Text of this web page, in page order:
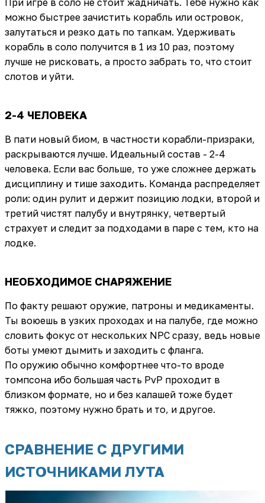
можно быстрее зачистить корабль или островок,
залутаться и резко дать по тапкам. Удерживать
корабль в соло получится в 1 из 10 раз, поэтому
лучше не рисковать, а просто забрать то, что стоит
слотов и уйти.
2-4 ЧЕЛОВЕКА
В пати новый биом, в частности корабли-призраки,
раскрываются лучше. Идеальный состав - 2-4
человека. Если вас больше, то уже сложнее держать
дисциплину и тише заходить. Команда распределяет
роли: один рулит и держит позицию лодки, второй и
третий чистят палубу и внутрянку, четвертый
страхует и следит за подходами в паре с тем, кто на
лодке.
НЕОБХОДИМОЕ СНАРЯЖЕНИЕ
По факту решают оружие, патроны и медикаменты.
Ты воюешь в узких проходах и на палубе, где можно
словить фокус от нескольких NPC сразу, ведь новые
боты умеют дымить и заходить с фланга.
По оружию обычно комфортнее что-то вроде
томпсона ибо большая часть PvP проходит в
близком формате, но и без калашей тоже будет
тяжко, поэтому нужно брать и то, и другое.
СРАВНЕНИЕ С ДРУГИМИ
ИСТОЧНИКАМИ ЛУТА